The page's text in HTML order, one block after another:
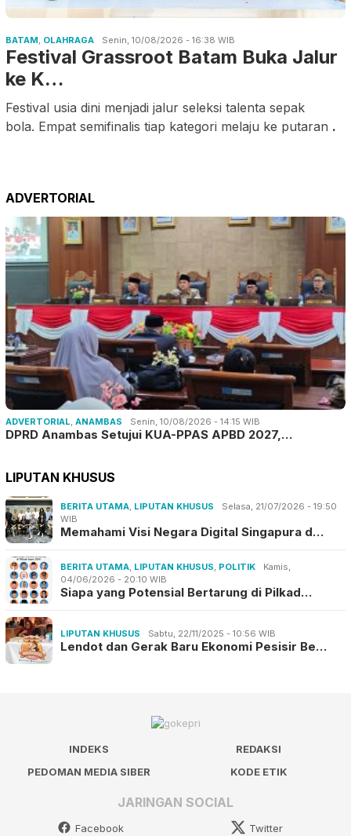
BATAM OLAHRAGA Senin, 10/08/2026 - 16:38 WIB
Festival Grassroot Batam Buka Jalur
ke K…
Festival usia dini menjadi jalur seleksi talenta sepak
bola. Empat semifinalis tiap kategori melaju ke putaran .
ADVERTORIAL
ADVERTORIAL ANAMBAS Senin, 10/08/2026 - 14:15 WIB
DPRD Anambas Setujui KUA-PPAS APBD 2027,…
LIPUTAN KHUSUS
BERITA UTAMA LIPUTAN KHUSUS
Selasa, 21/07/2026 - 19:50
WIB
Memahami Visi Negara Digital Singapura d…
BERITA UTAMA LIPUTAN KHUSUS POLITIK
Kamis,
04/06/2026 - 20:10 WIB
Siapa yang Potensial Bertarung di Pilkad…
LIPUTAN KHUSUS Sabtu, 22/11/2025 - 10:56 WIB
Lendot dan Gerak Baru Ekonomi Pesisir Be…
INDEKS
REDAKSI
PEDOMAN MEDIA SIBER
KODE ETIK
JARINGAN SOCIAL
Facebook Twitter